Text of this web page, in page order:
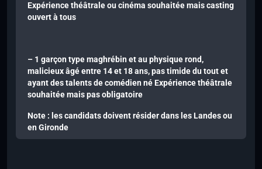
Expérience théâtrale ou cinéma souhaitée mais casting
ouvert à tous
– 1 garçon type maghrébin et au physique rond,
malicieux âgé entre 14 et 18 ans, pas timide du tout et
ayant des talents de comédien né Expérience théâtrale
souhaitée mais pas obligatoire
Note : les candidats doivent résider dans les Landes ou
en Gironde